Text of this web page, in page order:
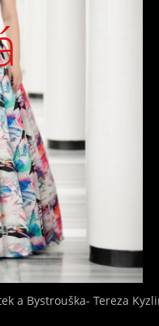
a Bystrouška- Tereza